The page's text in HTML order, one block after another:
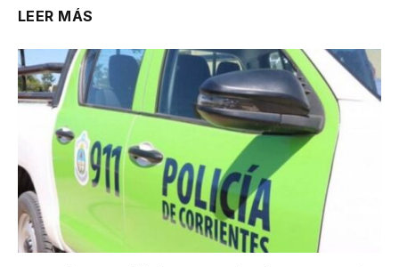
LEER MÁS